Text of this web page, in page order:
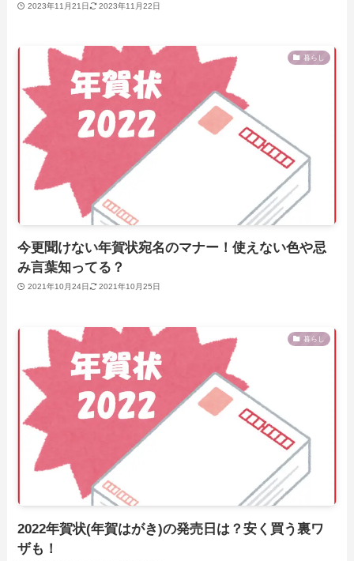
2023年11月21日 2023年11月22日
暮らし
今更聞けない年賀状宛名のマナー！使えない色や忌
み言葉知ってる？
2021年10月24日 2021年10月25日
暮らし
2022年賀状(年賀はがき)の発売日は？安く買う裏ワ
ザも！